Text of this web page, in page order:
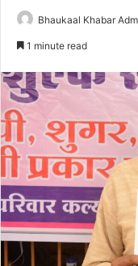
Bhaukaal Khabar
1 minute read